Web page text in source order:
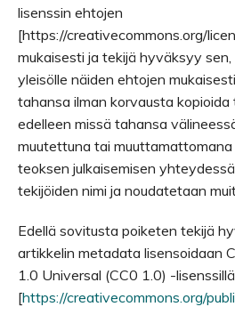
lisenssin ehtojen
[https://creativecommons.org/
mukaisesti ja tekijä hyväksyy
yleisölle näiden ehtojen
tahansa ilman korvausta
edelleen missä tahansa
muutettuna tai
teoksen julkaisemisen
tekijöiden nimi ja noudatetaan
Edellä sovitusta poiketen tekijä
artikkelin metadata lisensoidaan
1.0 Universal (CC0 1.0) -lisenssillä
[https://creativecommons.org/